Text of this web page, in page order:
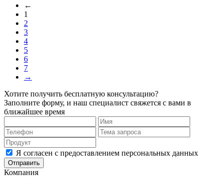
←
1
2
3
4
5
6
7
→
Хотите получить бесплатную консультацию?
Заполните форму, и наш специалист свяжется с вами в
ближайшее время
Я согласен с предоставлением персональных данных
Отправить
Компания